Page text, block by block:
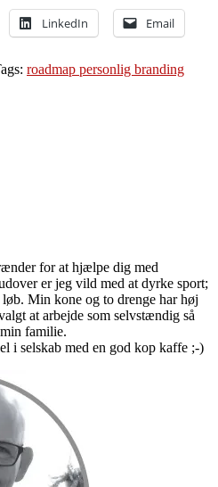
LinkedIn Email
roadmap personlig branding
for at hjælpe dig med
er jeg vild med at dyrke sport;
Min kone og to drenge har høj
at arbejde som selvstændig så
familie.
i selskab med en god kop kaffe ;-)